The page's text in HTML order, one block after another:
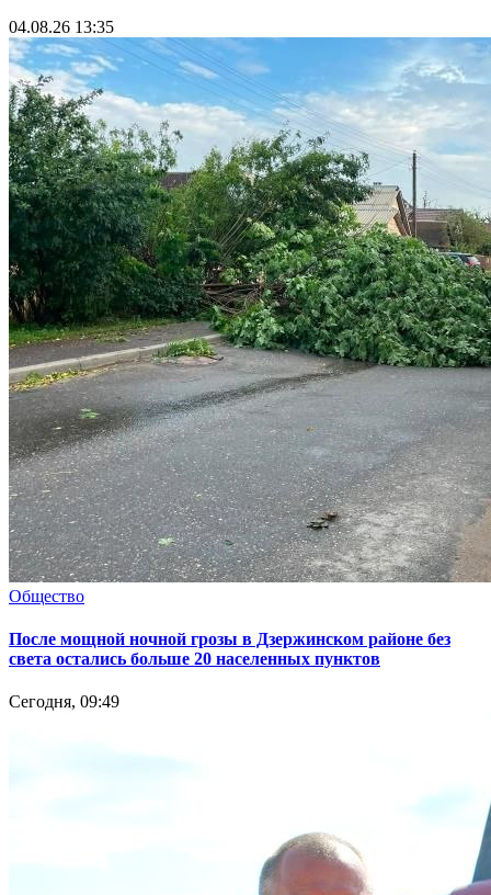
04.08.26 13:35
Общество
После мощной ночной грозы в Дзержинском районе без
света остались больше 20 населенных пунктов
Сегодня, 09:49